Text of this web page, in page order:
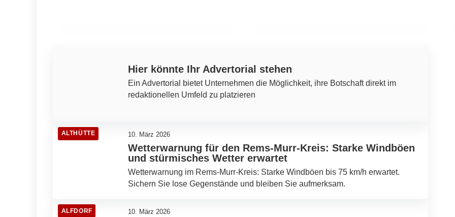
Hier könnte Ihr Advertorial stehen
Ein Advertorial bietet Unternehmen die Möglichkeit, ihre Botschaft direkt im
redaktionellen Umfeld zu platzieren
ALTHÜTTE 10. März 2026
Wetterwarnung für den Rems-Murr-Kreis: Starke Windböen
und stürmisches Wetter erwartet
Wetterwarnung im Rems-Murr-Kreis: Starke Windböen bis 75 km/h erwartet.
Sichern Sie lose Gegenstände und bleiben Sie aufmerksam.
ALFDORF 10. März 2026